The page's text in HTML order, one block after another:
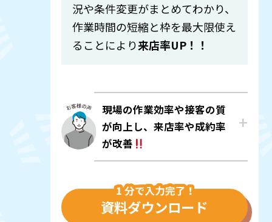
況や条件変更がまとめてわかり、
作業時間の短縮と枠を最大限使え
ることにより来店率UP！！
現場の作業効率や接客の質
が向上し、来店率や成約率
が改善
資料ダウンロード